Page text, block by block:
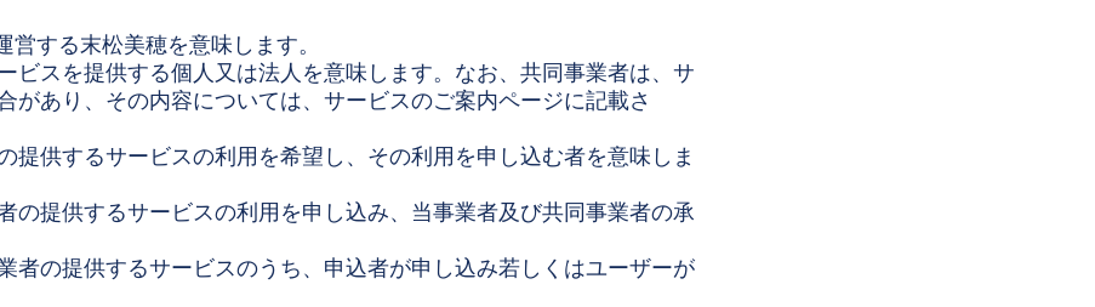
する末松美穂を意味します。
スを提供する個人又は法人を意味します。なお、共同事業者は、サ
あり、その内容については、サービスのご案内ページに記載さ
供するサービスの利用を希望し、その利用を申し込む者を意味しま
提供するサービスの利用を申し込み、当事業者及び共同事業者の承
の提供するサービスのうち、申込者が申し込み若しくはユーザーが